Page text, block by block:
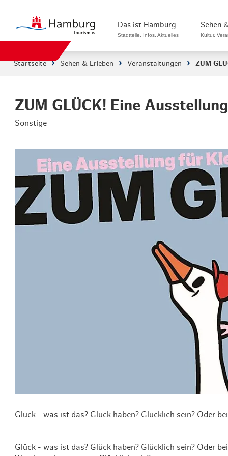
Das ist Hamburg
Stadtteile, Infos, Aktuelles
Die Welt in Hamburg
Hamburg das ganze Jahr
Hamburg für...
Infos & Mobilität
Sehen
Kultur,
Kultur &
Hamburg
Radfahren
Grüne
Erlebnis,
Startseite Sehen & Erleben Veranstaltungen ZUM
ZUM GLÜCK! Eine
Sonstige
Glück - was ist das? Glück haben? Glücklich sein? Oder
Glück - was ist das? Glück haben? Glücklich sein? Oder